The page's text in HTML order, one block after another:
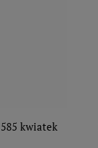
kwiatek